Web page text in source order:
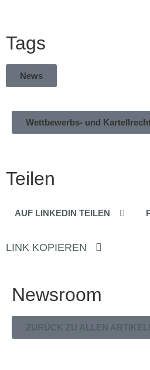
Tags
News
Wettbewerbs- und
Teilen
AUF LINKEDIN TEILEN
LINK KOPIEREN
Newsroom
ZURÜCK ZU ALLEN